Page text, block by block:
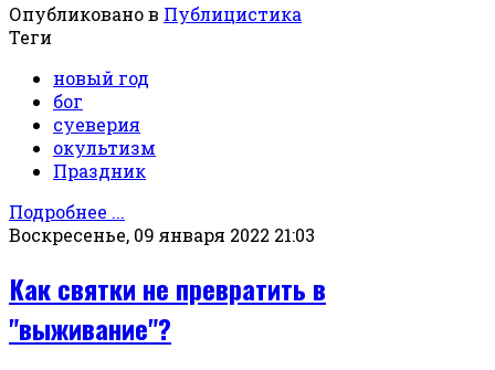
Опубликовано в Публицистика
Теги
новый год
бог
суеверия
окультизм
Праздник
Подробнее ...
Воскресенье, 09 января 2022 21:03
Как святки не превратить в
"выживание"?